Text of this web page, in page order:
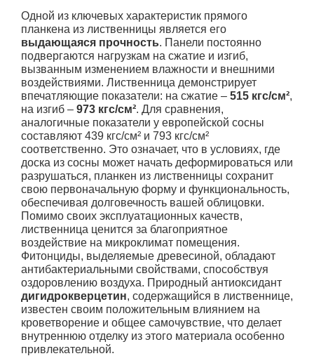
Одной из ключевых характеристик прямого
планкена из лиственницы является его
выдающаяся прочность. Панели постоянно
подвергаются нагрузкам на сжатие и изгиб,
вызванным изменением влажности и внешними
воздействиями. Лиственница демонстрирует
впечатляющие показатели: на сжатие – 515 кгс/см²,
на изгиб – 973 кгс/см². Для сравнения,
аналогичные показатели у европейской сосны
составляют 439 кгс/см² и 793 кгс/см²
соответственно. Это означает, что в условиях, где
доска из сосны может начать деформироваться или
разрушаться, планкен из лиственницы сохранит
свою первоначальную форму и функциональность,
обеспечивая долговечность вашей облицовки.
Помимо своих эксплуатационных качеств,
лиственница ценится за благоприятное
воздействие на микроклимат помещения.
Фитонциды, выделяемые древесиной, обладают
антибактериальными свойствами, способствуя
оздоровлению воздуха. Природный антиоксидант
дигидрокверцетин, содержащийся в лиственнице,
известен своим положительным влиянием на
кроветворение и общее самочувствие, что делает
внутреннюю отделку из этого материала особенно
привлекательной.